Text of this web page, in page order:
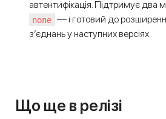
автентифікація. Підтримує
none — і готовий до
з’єднань у наступних версіях.
Що ще в релізі